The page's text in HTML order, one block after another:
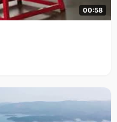
00:58